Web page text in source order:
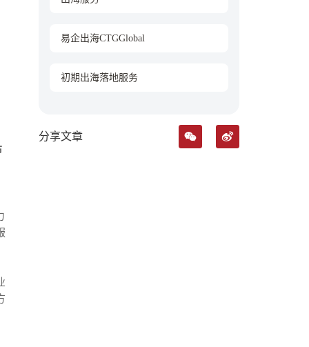
易企出海CTGGlobal
初期出海落地服务
分享文章